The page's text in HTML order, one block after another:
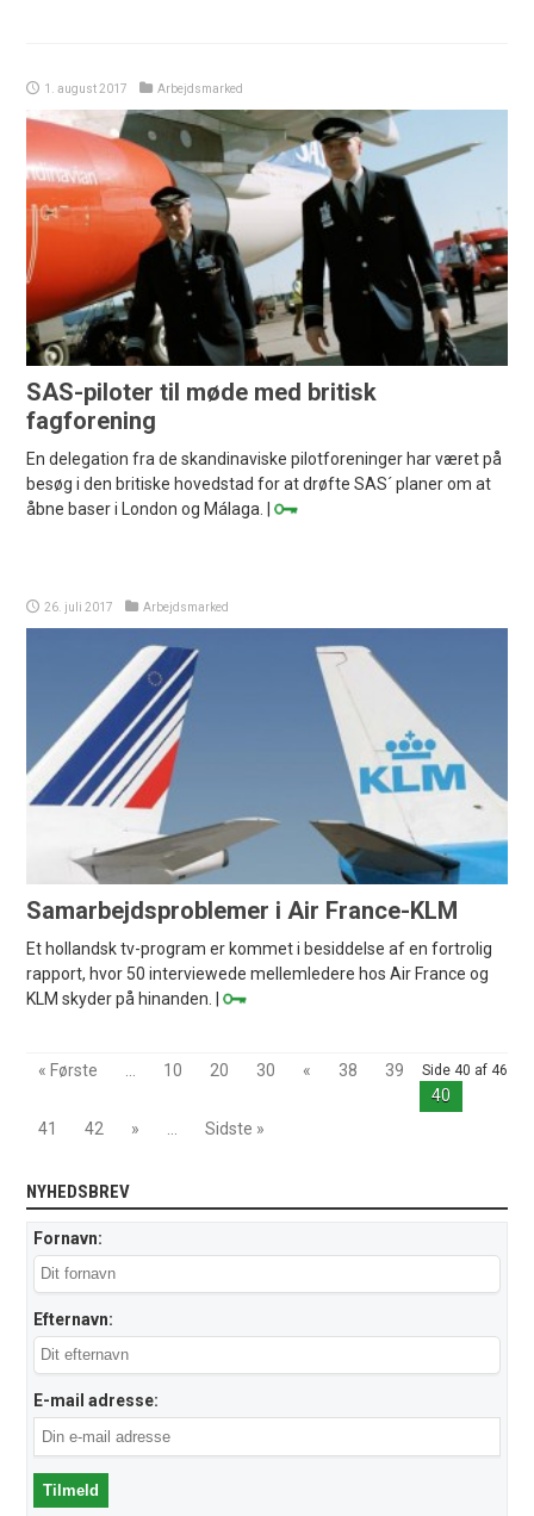
1. august 2017 Arbejdsmarked
SAS-piloter til møde med britisk
fagforening
En delegation fra de skandinaviske pilotforeninger har været på
besøg i den britiske hovedstad for at drøfte SAS´ planer om at
åbne baser i London og Málaga. |
26. juli 2017 Arbejdsmarked
Samarbejdsproblemer i Air France-KLM
Et hollandsk tv-program er kommet i besiddelse af en fortrolig
rapport, hvor 50 interviewede mellemledere hos Air France og
KLM skyder på hinanden. |
Side 40 af 46
« Første 10 20 30 « 38
39
40
41
42 » Sidste »
NYHEDSBREV
Fornavn:
Efternavn:
E-mail adresse: